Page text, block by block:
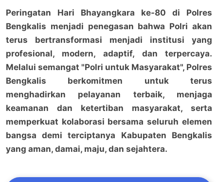
Peringatan Hari Bhayangkara ke-80 di Polres
Bengkalis menjadi penegasan bahwa Polri akan
terus bertransformasi menjadi institusi yang
profesional, modern, adaptif, dan terpercaya.
Melalui semangat "Polri untuk Masyarakat", Polres
Bengkalis berkomitmen untuk terus
menghadirkan pelayanan terbaik, menjaga
keamanan dan ketertiban masyarakat, serta
memperkuat kolaborasi bersama seluruh elemen
bangsa demi terciptanya Kabupaten Bengkalis
yang aman, damai, maju, dan sejahtera.